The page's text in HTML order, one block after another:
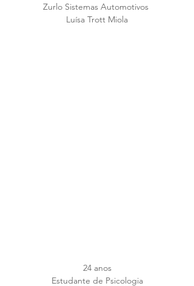
Zurlo Sistemas Automotivos
Luísa Trott Miola
24 anos
Estudante de Psicologia